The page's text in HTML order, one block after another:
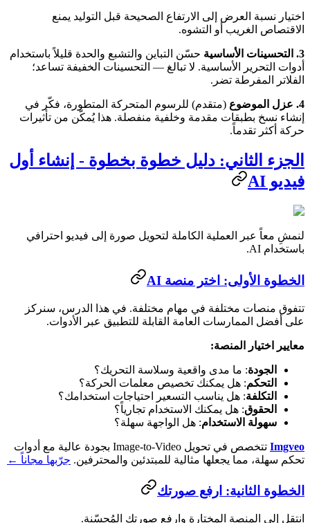
اختيار نسبة العرض إلى الارتفاع الصحيحة قبل التوليد يمنع
الاقتصاص الغريب أو التشوه.
3. التحسينات الأساسية
حسّن التباين والتشبع والحدة قليلاً باستخدام
أدوات التحرير الأساسية. لا تبالغ — التحسينات الخفيفة تساعد؛
الفلاتر المفرطة تضر.
4. عزل الموضوع
(متقدم) للرسوم المتحركة المتطورة، فكّر في
إنشاء نسخ بطبقات مقدمة وخلفية منفصلة. هذا يُمكّن من تأثيرات
حركة أكثر تقدماً.
الجزء الثاني: دليل خطوة بخطوة - إنشاء أول
فيديو AI
لنمشِ معاً عبر العملية الكاملة لتحويل صورة إلى فيديو احترافي
باستخدام AI.
الخطوة الأولى: اختر منصة AI
تتفوق منصات مختلفة في مهام مختلفة. في هذا الدرس، سنركز
على أفضل الممارسات العامة القابلة للتطبيق عبر الأدوات.
معايير اختيار المنصة:
الجودة: ما مدى واقعية وسلاسة التحريك؟
التحكم: هل يمكنك تخصيص معلمات الحركة؟
التكلفة: هل يناسب التسعير احتياجات استخدامك؟
الحقوق: هل يمكنك الاستخدام تجارياً؟
سهولة الاستخدام: هل الواجهة سهلة؟
Imgveo
تتخصص في تحويل Image-to-Video بجودة عالية مع أدوات
تحكم سهلة، مما يجعلها مثالية للمبتدئين والمحترفين. جرّبها مجاناً ←
الخطوة الثانية: ارفع صورتك
انتقل إلى المنصة المختارة وارفع صورتك المُحسّنة.